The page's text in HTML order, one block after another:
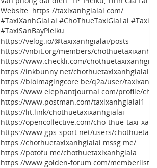
Website: https://taxixanhgialai.com/
#TaxiXanhGiaLai #ChoThueTaxiGiaLai
#TaxiSanBayPleiku
https://velog.io/@taxixanhgialai/posts
https://vnbit.org/members/
https://www.checkli.com/
https://inkbunny.net/chothuetaxixanhgialai
https://bioimagingcore.be/q2a/user/
https://www.elephantjournal.com/profile/
https://www.postman.com/taxixanhgialai1
https://lit.link/chothuetaxixanhgialai
https://opencollective.com/cho-thue-taxi-
https://www.gps-sport.net/users/
https://chothuetaxixanhgialai.mssg.me/
https://potofu.me/chothuetaxixanhgiala
https://www.golden-forum.com/